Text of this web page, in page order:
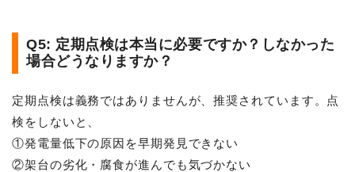
Q5: 定期点検は本当に必要ですか？しなかった
場合どうなりますか？
定期点検は義務ではありませんが、推奨されています。点
検をしないと、
①発電量低下の原因を早期発見できない
②架台の劣化・腐食が進んでも気づかない